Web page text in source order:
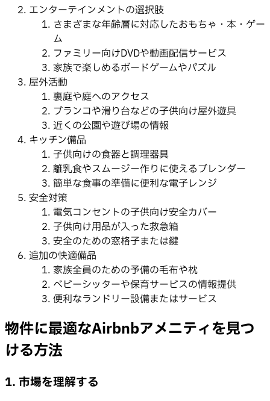
エンターテインメントの選択肢
さまざまな年齢層に対応したおもちゃ・本・ゲー
ム
ファミリー向けDVDや動画配信サービス
家族で楽しめるボードゲームやパズル
屋外活動
裏庭や庭へのアクセス
ブランコや滑り台などの子供向け屋外遊具
近くの公園や遊び場の情報
キッチン備品
子供向けの食器と調理器具
離乳食やスムージー作りに使えるブレンダー
簡単な食事の準備に便利な電子レンジ
安全対策
電気コンセントの子供向け安全カバー
子供向け用品が入った救急箱
安全のための窓格子または鍵
追加の快適備品
家族全員のための予備の毛布や枕
ベビーシッターや保育サービスの情報提供
便利なランドリー設備またはサービス
物件に最適なAirbnbアメニティを見つ
ける方法
1. 市場を理解する